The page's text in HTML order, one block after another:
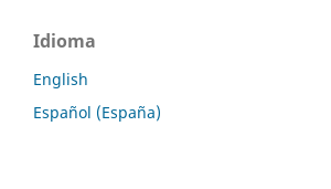
Idioma
English
Español (España)